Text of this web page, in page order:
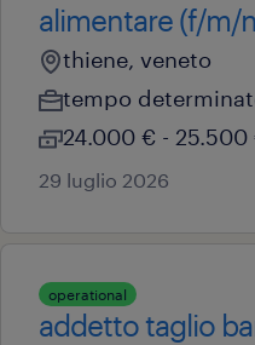
alimentare (f/m/
thiene, veneto
tempo
24.000 € - 25.500
29 luglio 2026
operational
addetto taglio